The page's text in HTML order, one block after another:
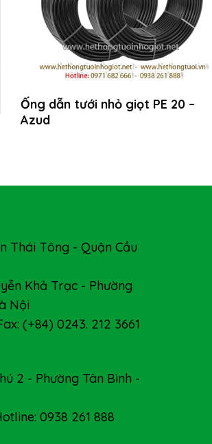
Ống dẫn tưới nhỏ giọt PE 20 –
Azud
Thái Tông - Quận Cầu
Khả Trạc - Phường
Nội
(+84) 0243. 212 3661
2 - Phường Tân Bình -
0938 261 888